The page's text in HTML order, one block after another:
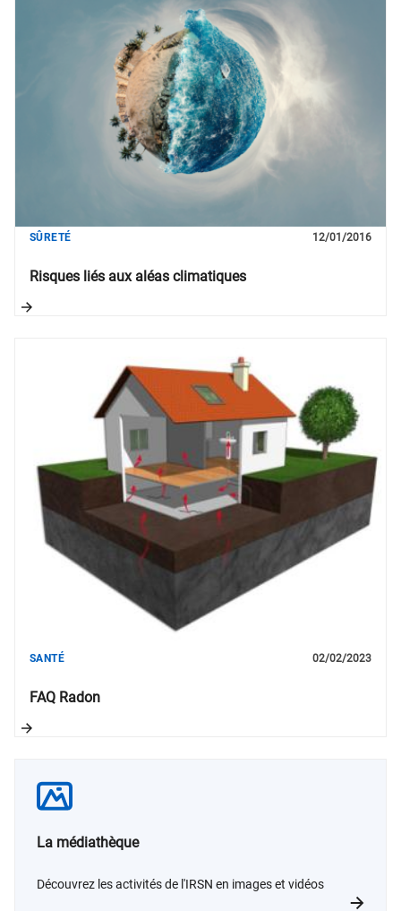
Risques liés aux aléas climatiques
SÛRETÉ 12/01/2016
FAQ Radon
SANTÉ 02/02/2023
La médiathèque
Découvrez les activités de l'IRSN en images et vidéos